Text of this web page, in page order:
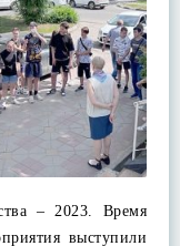
– 2023. Время
выступили